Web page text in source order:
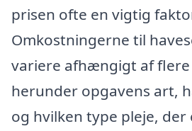
prisen ofte en vigtig
Omkostningerne til
variere afhængigt af
herunder opgavens art,
og hvilken type pleje,